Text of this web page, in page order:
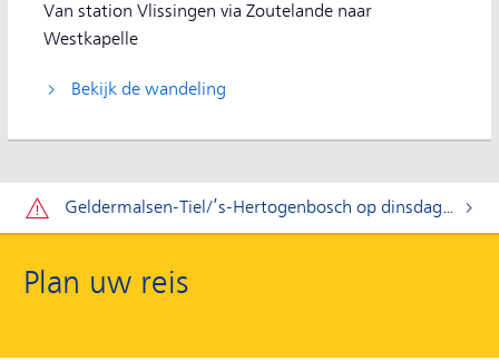
Van station Vlissingen via Zoutelande naar
Westkapelle
Bekijk de wandeling
Let op: Geldermalsen-Tiel/’s-Hertogenbosch op dinsdag 11 t/m donderdag 20 augustus.
Plan uw reis